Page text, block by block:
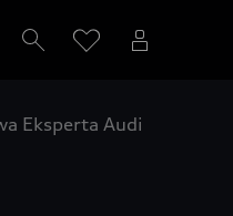
Eksperta Audi